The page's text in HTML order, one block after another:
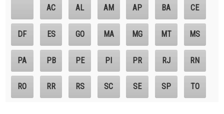
AC AL AM AP BA CE
DF ES GO MA MG MT MS
PA PB PE PI PR RJ RN
RO RR RS SC SE SP TO